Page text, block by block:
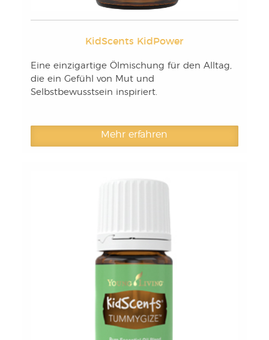
KidScents KidPower
Eine einzigartige Ölmischung für den Alltag,
die ein Gefühl von Mut und
Selbstbewusstsein inspiriert.
Mehr erfahren